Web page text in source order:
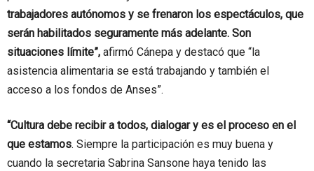
trabajadores autónomos y se frenaron los espectáculos, que
serán habilitados seguramente más adelante. Son
situaciones límite”, afirmó Cánepa y destacó que “la
asistencia alimentaria se está trabajando y también el
acceso a los fondos de Anses”.
“Cultura debe recibir a todos, dialogar y es el proceso en el
que estamos. Siempre la participación es muy buena y
cuando la secretaria Sabrina Sansone haya tenido las